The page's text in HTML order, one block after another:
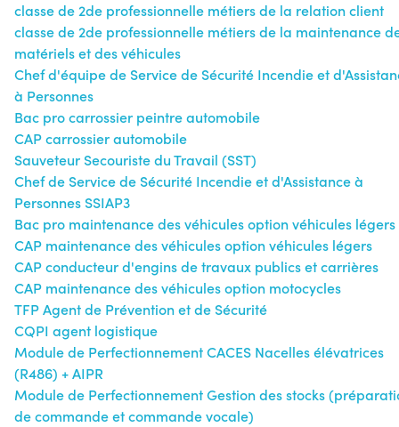
classe de 2de professionnelle métiers de la relation client
classe de 2de professionnelle métiers de la maintenance
matériels et des véhicules
Chef d'équipe de Service de Sécurité Incendie et
à Personnes
Bac pro carrossier peintre automobile
CAP carrossier automobile
Sauveteur Secouriste du Travail (SST)
Chef de Service de Sécurité Incendie et d'Assistance à
Personnes SSIAP3
Bac pro maintenance des véhicules option véhicules légers
CAP maintenance des véhicules option véhicules légers
CAP conducteur d'engins de travaux publics et carrières
CAP maintenance des véhicules option motocycles
TFP Agent de Prévention et de Sécurité
CQPI agent logistique
Module de Perfectionnement CACES Nacelles élévatrices
(R486) + AIPR
Module de Perfectionnement Gestion des stocks
de commande et commande vocale)